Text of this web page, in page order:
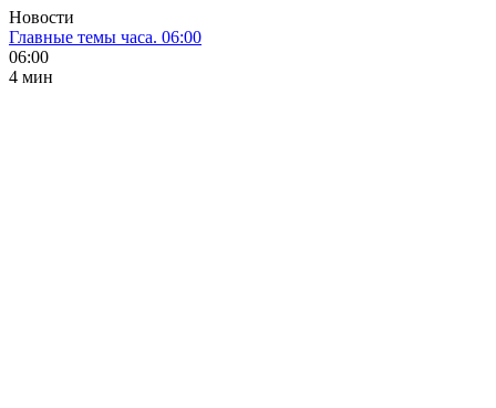
Новости
Главные темы часа. 06:00
06:00
4 мин